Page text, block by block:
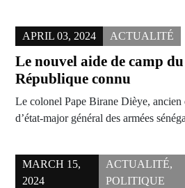
APRIL 03, 2024 ACTUALITÉ
Le nouvel aide de camp
République connu
Le colonel Pape Birane Dièye, ancien
d’état-major général des armées
MARCH 15,
2024
ACTUALITÉ,
POLITIQUE